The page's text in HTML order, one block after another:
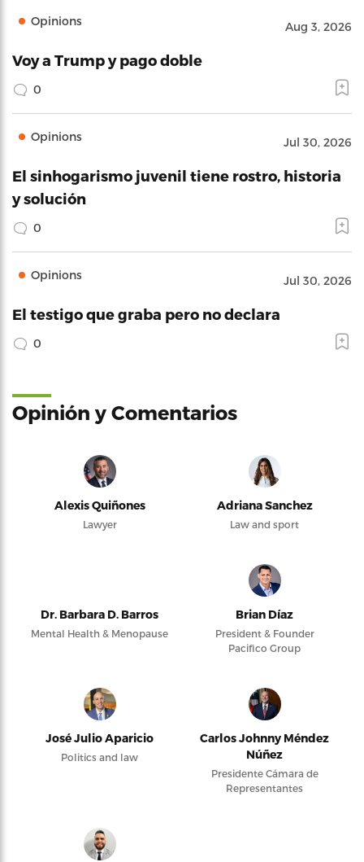
Opinions Aug 3, 2026
Voy a Trump y pago doble
0
Opinions Jul 30, 2026
El sinhogarismo juvenil tiene rostro, historia
y solución
0
Opinions Jul 30, 2026
El testigo que graba pero no declara
0
Opinión y Comentarios
Alexis Quiñones
Lawyer
Adriana Sanchez
Law and sport
Dr. Barbara D. Barros
Mental Health & Menopause
Brian Díaz
President & Founder
Pacifico Group
José Julio Aparicio
Politics and law
Carlos Johnny Méndez
Núñez
Presidente Cámara de
Representantes